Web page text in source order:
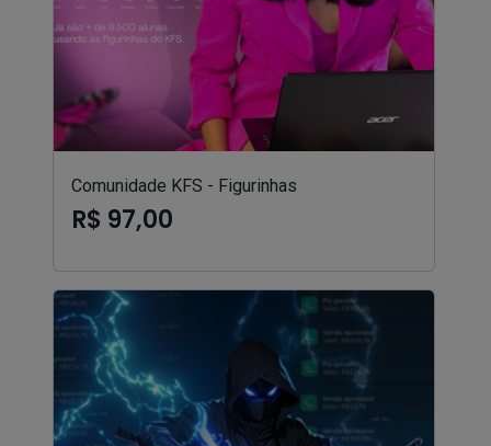
Comunidade KFS - Figurinhas
R$ 97,00